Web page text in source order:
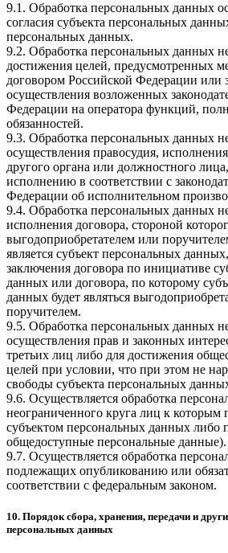
9.1. Обработка персональных данных
согласия субъекта персональных
персональных данных.
9.2. Обработка персональных данных
достижения целей, предусмотренных
договором Российской Федерации или
осуществления возложенных
Федерации на оператора функций,
обязанностей.
9.3. Обработка персональных данных
осуществления правосудия, исполнения
другого органа или должностного
исполнению в соответствии с
Федерации об исполнительном
9.4. Обработка персональных данных
исполнения договора, стороной
выгодоприобретателем или
является субъект персональных
заключения договора по инициативе
данных или договора, по которому
данных будет являться
поручителем.
9.5. Обработка персональных данных
осуществления прав и законных
третьих лиц либо для достижения
целей при условии, что при этом не
свободы субъекта персональных
9.6. Осуществляется обработка
неограниченного круга лиц к которым
субъектом персональных данных либо
общедоступные персональные данные).
9.7. Осуществляется обработка
подлежащих опубликованию или
соответствии с федеральным законом.
10. Порядок сбора, хранения, передачи и
персональных данных